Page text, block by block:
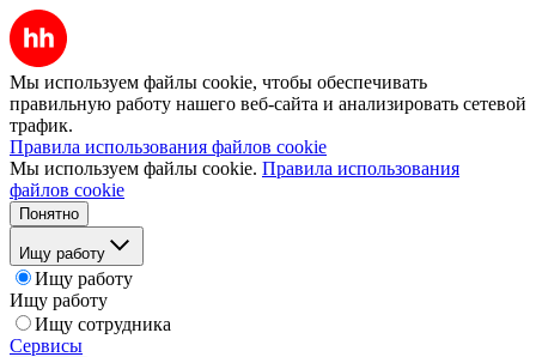
Мы используем файлы cookie, чтобы обеспечивать
правильную работу нашего веб-сайта и анализировать сетевой
трафик.
Правила использования файлов cookie
Мы используем файлы cookie. Правила использования
файлов cookie
Понятно
Ищу работу
Ищу работу
Ищу работу
Ищу сотрудника
Сервисы